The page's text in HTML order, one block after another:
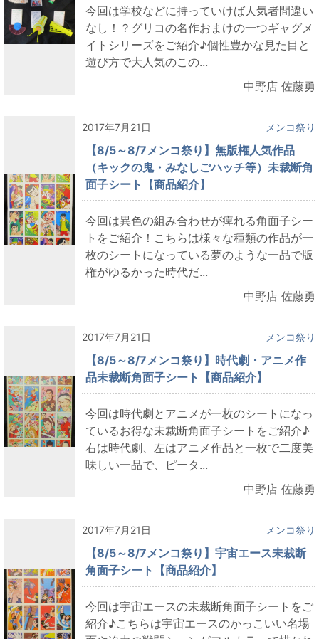
今回は学校などに持っていけば人気者間違い
なし！？グリコの名作おまけの一つギャグメ
イトシリーズをご紹介♪個性豊かな見た目と
遊び方で大人気のこの...
中野店 佐藤勇
2017年7月21日 メンコ祭り
【8/5～8/7メンコ祭り】無版権人気作品
（キックの鬼・みなしごハッチ等）未裁断角
面子シート【商品紹介】
今回は異色の組み合わせが痺れる角面子シー
トをご紹介！こちらは様々な種類の作品が一
枚のシートになっている夢のような一品で版
権がゆるかった時代だ...
中野店 佐藤勇
2017年7月21日 メンコ祭り
【8/5～8/7メンコ祭り】時代劇・アニメ作
品未裁断角面子シート【商品紹介】
今回は時代劇とアニメが一枚のシートになっ
ているお得な未裁断角面子シートをご紹介♪
右は時代劇、左はアニメ作品と一枚で二度美
味しい一品で、ピータ...
中野店 佐藤勇
2017年7月21日 メンコ祭り
【8/5～8/7メンコ祭り】宇宙エース未裁断
角面子シート【商品紹介】
今回は宇宙エースの未裁断角面子シートをご
紹介♪こちらは宇宙エースのかっこいい名場